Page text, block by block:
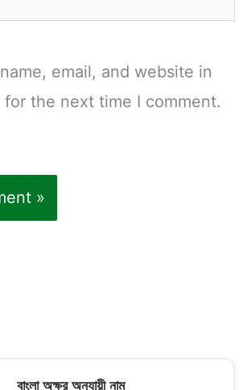
email, and website in
the next time I comment.
বাংলা অক্ষর অনুযায়ী নাম